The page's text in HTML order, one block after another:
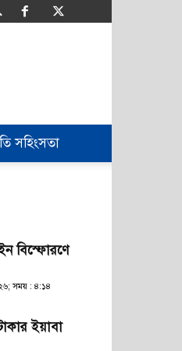
সহিংসতা
বিস্ফোরণে
সময় : ৪:১৪
ইয়াবা